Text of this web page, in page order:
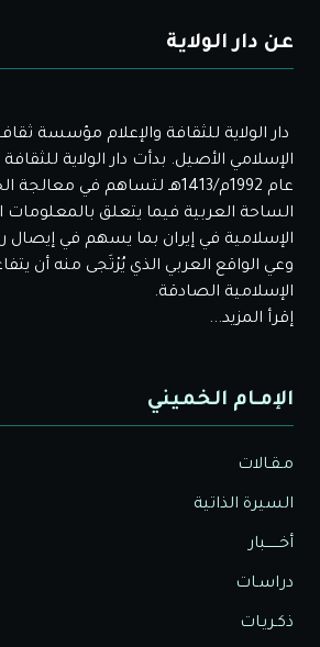
عن دار الولاية
دار الولاية للثقافة والإعلام مؤسسة
الإسلامي الأصيل. بدأت دار الولاية
عام 1992م/1413هـ لتساهم في
الساحة العربية فيما يتعلق بالمعلومات
الإسلامية في إيران بما يسهم في إيصال
وعي الواقع العربي الذي يُرْتَجى منه أن
الإسلامية الصادقة.
إقرأ المزيد...
الإمـام الخميني
مـقـالات
السيرة الذاتية
أخــــــبار
دراسـات
ذكـريـات